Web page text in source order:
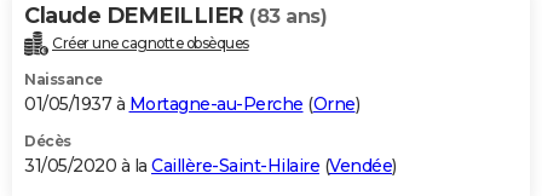
Claude DEMEILLIER (83 ans)
Créer une cagnotte obsèques
Naissance
01/05/1937 à Mortagne-au-Perche (Orne)
Décès
31/05/2020 à la Caillère-Saint-Hilaire (Vendée)